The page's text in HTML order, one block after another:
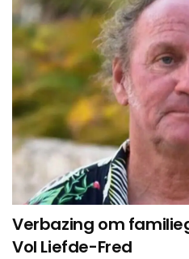
Verbazing om
Vol Liefde-Fred